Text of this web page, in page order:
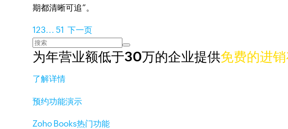
期都清晰可追”。
123... 51 下一页
为年营业额低于30万的企业提供免费的进
了解详情
预约功能演示
Zoho Books热门功能